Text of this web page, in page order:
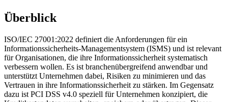
Überblick
ISO/IEC 27001:2022 definiert die Anforderungen für ein
Informationssicherheits-Managementsystem (ISMS) und ist relevant
für Organisationen, die ihre Informationssicherheit systematisch
verbessern wollen. Es ist branchenübergreifend anwendbar und
unterstützt Unternehmen dabei, Risiken zu minimieren und das
Vertrauen in ihre Informationssicherheit zu stärken. Im Gegensatz
dazu ist PCI DSS v4.0 speziell für Unternehmen konzipiert, die